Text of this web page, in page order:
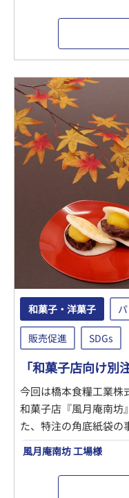
和菓子・洋菓子
販売促進 SDGs
「和菓子店向け別
今回は橋本食糧工業株
和菓子店『風月庵南坊
た、特注の角底紙袋の
風月庵南坊 工場様